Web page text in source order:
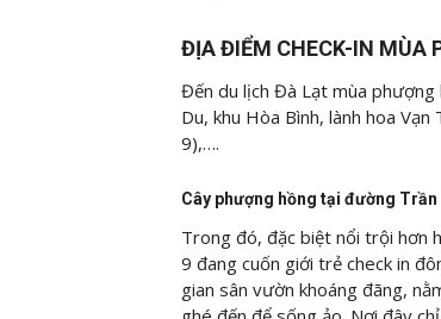
ĐỊA ĐIỂM CHECK-IN MÙA
Đến du lịch Đà Lạt mùa phượng
Du, khu Hòa Bình, lành hoa
9),….
Cây phượng hồng tại đường
Trong đó, đặc biệt nổi trội hơn
9 đang cuốn giới trẻ check in
gian sân vườn khoáng đãng,